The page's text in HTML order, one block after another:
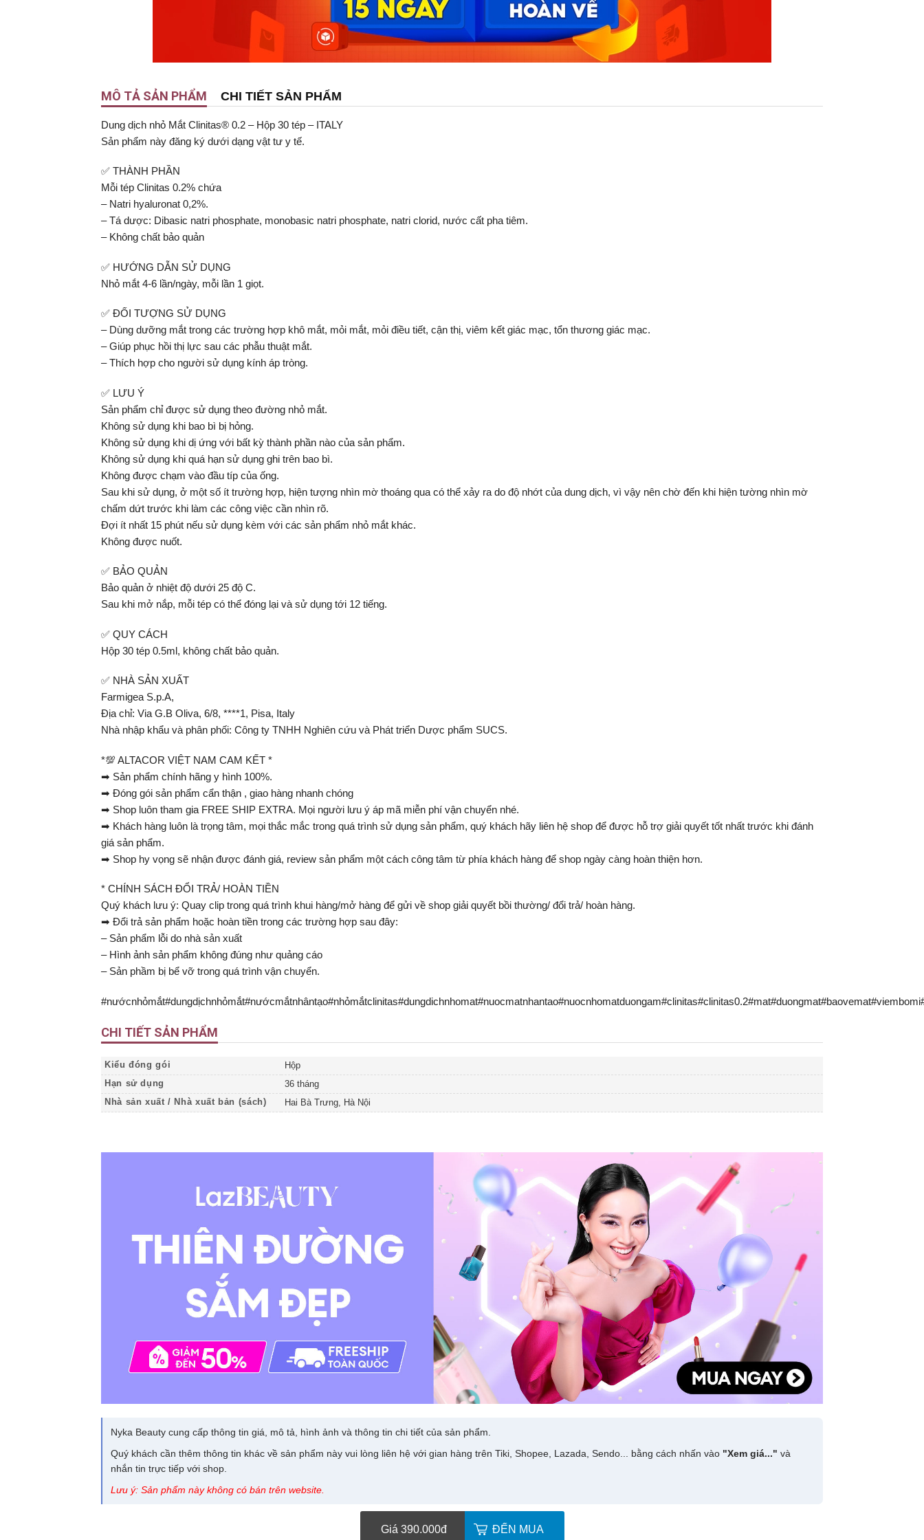
MÔ TẢ SẢN PHẨM CHI TIẾT SẢN PHẨM
Dung dịch nhỏ Mắt Clinitas® 0.2 – Hộp 30 tép – ITALY
Sản phẩm này đăng ký dưới dạng vật tư y tế.
✅ THÀNH PHẦN
Mỗi tép Clinitas 0.2% chứa
– Natri hyaluronat 0,2%.
– Tá dược: Dibasic natri phosphate, monobasic natri phosphate, natri clorid, nước cất pha tiêm.
– Không chất bảo quản
✅ HƯỚNG DẪN SỬ DỤNG
Nhỏ mắt 4-6 lần/ngày, mỗi lần 1 giọt.
✅ ĐỐI TƯỢNG SỬ DỤNG
– Dùng dưỡng mắt trong các trường hợp khô mắt, mỏi mắt, mỏi điều tiết, cận thị, viêm kết giác mạc, tổn thương giác mạc.
– Giúp phục hồi thị lực sau các phẫu thuật mắt.
– Thích hợp cho người sử dụng kính áp tròng.
✅ LƯU Ý
Sản phẩm chỉ được sử dụng theo đường nhỏ mắt.
Không sử dụng khi bao bì bị hỏng.
Không sử dụng khi dị ứng với bất kỳ thành phần nào của sản phẩm.
Không sử dụng khi quá hạn sử dụng ghi trên bao bì.
Không được chạm vào đầu típ của ống.
Sau khi sử dụng, ở một số ít trường hợp, hiện tượng nhìn mờ thoáng qua có thể xảy ra do độ nhớt của dung dịch, vì vậy nên chờ đến khi hiện tường nhìn mờ
chấm dứt trước khi làm các công việc cần nhìn rõ.
Đợi ít nhất 15 phút nếu sử dụng kèm với các sản phẩm nhỏ mắt khác.
Không được nuốt.
✅ BẢO QUẢN
Bảo quản ở nhiệt độ dưới 25 độ C.
Sau khi mở nắp, mỗi tép có thể đóng lại và sử dụng tới 12 tiếng.
✅ QUY CÁCH
Hộp 30 tép 0.5ml, không chất bảo quản.
✅ NHÀ SẢN XUẤT
Farmigea S.p.A,
Địa chỉ: Via G.B Oliva, 6/8, ****1, Pisa, Italy
Nhà nhập khẩu và phân phối: Công ty TNHH Nghiên cứu và Phát triển Dược phẩm SUCS.
*💯 ALTACOR VIỆT NAM CAM KẾT ️*
➡ Sản phẩm chính hãng y hình 100%.
➡ Đóng gói sản phẩm cẩn thận , giao hàng nhanh chóng
➡ Shop luôn tham gia FREE SHIP EXTRA. Mọi người lưu ý áp mã miễn phí vận chuyển nhé.
➡ Khách hàng luôn là trọng tâm, mọi thắc mắc trong quá trình sử dụng sản phẩm, quý khách hãy liên hệ shop để được hỗ trợ giải quyết tốt nhất trước khi đánh
giá sản phẩm.
➡ Shop hy vọng sẽ nhận được đánh giá, review sản phẩm một cách công tâm từ phía khách hàng để shop ngày càng hoàn thiện hơn.
* CHÍNH SÁCH ĐỔI TRẢ/ HOÀN TIỀN
Quý khách lưu ý: Quay clip trong quá trình khui hàng/mở hàng để gửi về shop giải quyết bồi thường/ đổi trả/ hoàn hàng.
➡ Đổi trả sản phẩm hoặc hoàn tiền trong các trường hợp sau đây:
– Sản phẩm lỗi do nhà sản xuất
– Hình ảnh sản phẩm không đúng như quảng cáo
– Sản phầm bị bể vỡ trong quá trình vận chuyển.
CHI TIẾT SẢN PHẨM
Kiểu đóng gói
Hộp
Hạn sử dụng
36 tháng
Nhà sản xuất / Nhà xuất bản (sách)
Hai Bà Trưng, Hà Nội
Nyka Beauty cung cấp thông tin giá, mô tả, hình ảnh và thông tin chi tiết của sản phẩm.
Quý khách cần thêm thông tin khác về sản phẩm này vui lòng liên hệ với gian hàng trên Tiki, Shopee, Lazada, Sendo... bằng cách nhấn vào "Xem giá..." và
nhắn tin trực tiếp với shop.
Lưu ý: Sản phẩm này không có bán trên website.
Giá 390.000đ
ĐẾN MUA